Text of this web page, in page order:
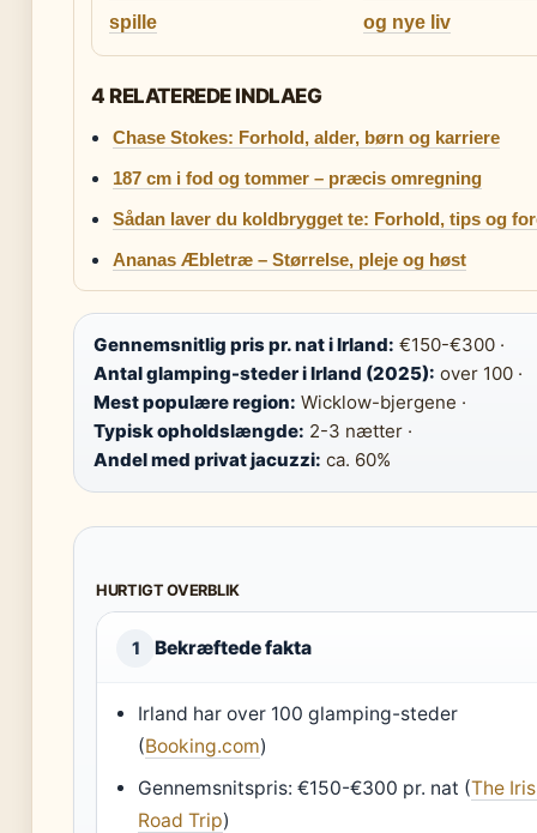
spille
og nye liv
4 RELATEREDE INDLAEG
Chase Stokes: Forhold, alder, børn og karriere
187 cm i fod og tommer – præcis omregning
Sådan laver du koldbrygget te: Forhold, tips og
Ananas Æbletræ – Størrelse, pleje og høst
Gennemsnitlig pris pr. nat i Irland: €150-€300 ·
Antal glamping-steder i Irland (2025): over 100 ·
Mest populære region: Wicklow-bjergene ·
Typisk opholdslængde: 2-3 nætter ·
Andel med privat jacuzzi: ca. 60%
HURTIGT OVERBLIK
1 Bekræftede fakta
Irland har over 100 glamping-steder
(Booking.com)
Gennemsnitspris: €150-€300 pr. nat (The
Road Trip)